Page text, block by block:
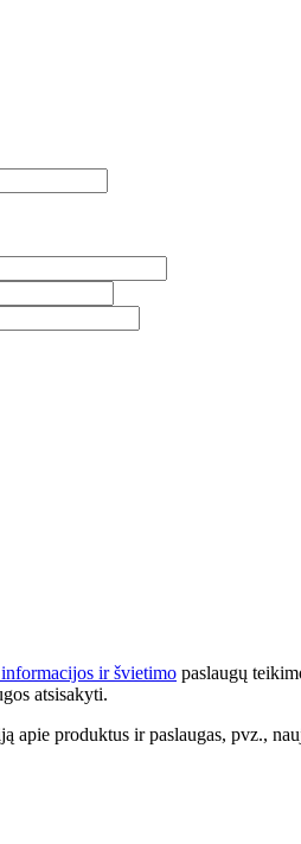
informacijos ir švietimo paslaugų
atsisakyti.
produktus ir paslaugas, pvz.,